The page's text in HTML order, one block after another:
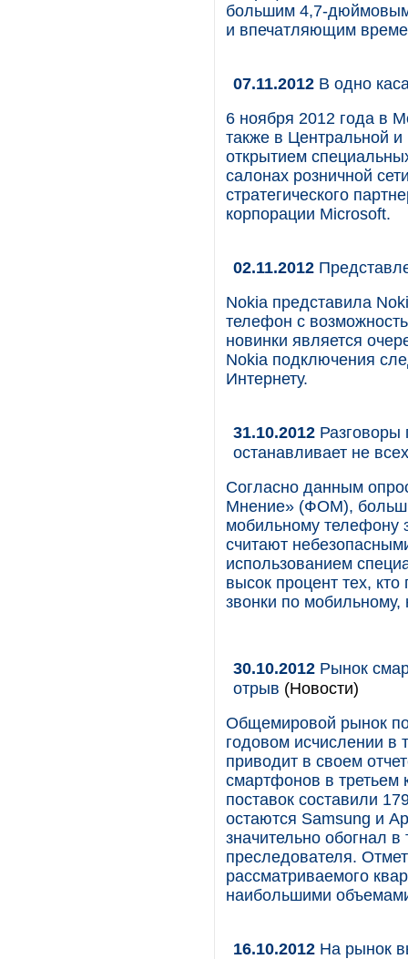
большим 4,7-
и впечатляющим
07.11.2012 В одно
6 ноября 2012 года в
также в Центральной и
открытием
салонах розничной
стратегического
корпорации Microsoft.
02.11.2012
Nokia представила
телефон с
новинки является
Nokia подключения
Интернету.
31.10.2012 Разговоры
останавливает не
Согласно данным
Мнение» (ФОМ),
мобильному телефону
считают
использованием
высок процент тех, кто
звонки по
30.10.2012 Рынок
отрыв (Новости)
Общемировой рынок
годовом исчислении в
приводит в своем
смартфонов в третьем
поставок составили
остаются Samsung и
значительно обогнал
преследователя.
рассматриваемого
наибольшими
16.10.2012 На рынок